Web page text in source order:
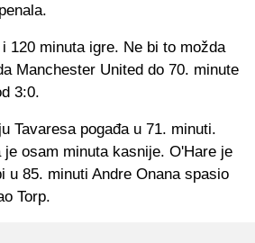
120 minuta igre. Ne bi to možda
Manchester United do 70. minute
3:0.
Tavaresa pogađa u 71. minuti.
je osam minuta kasnije. O'Hare je
u 85. minuti Andre Onana spasio
Torp.